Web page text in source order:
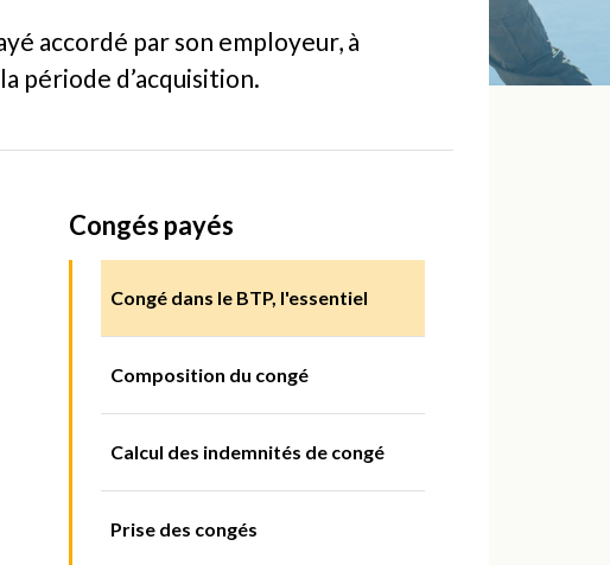
accordé par son employeur, à
période d’acquisition.
Congés payés
Congé dans le BTP, l'essentiel
Composition du congé
Calcul des indemnités de congé
Prise des congés